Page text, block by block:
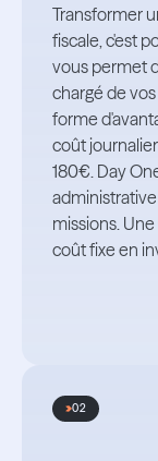
Transformer
fiscale, c'est
vous permet
chargé de
forme
coût
180€. Day
administrative
missions.
coût fixe en
02